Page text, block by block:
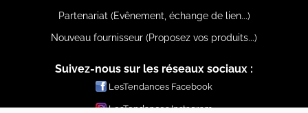
Partenariat (Evênement, échange de lien...)
Nouveau fournisseur (Proposez vos produits...)
Suivez-nous sur les réseaux sociaux :
LesTendances Facebook
LesTendances Instagram